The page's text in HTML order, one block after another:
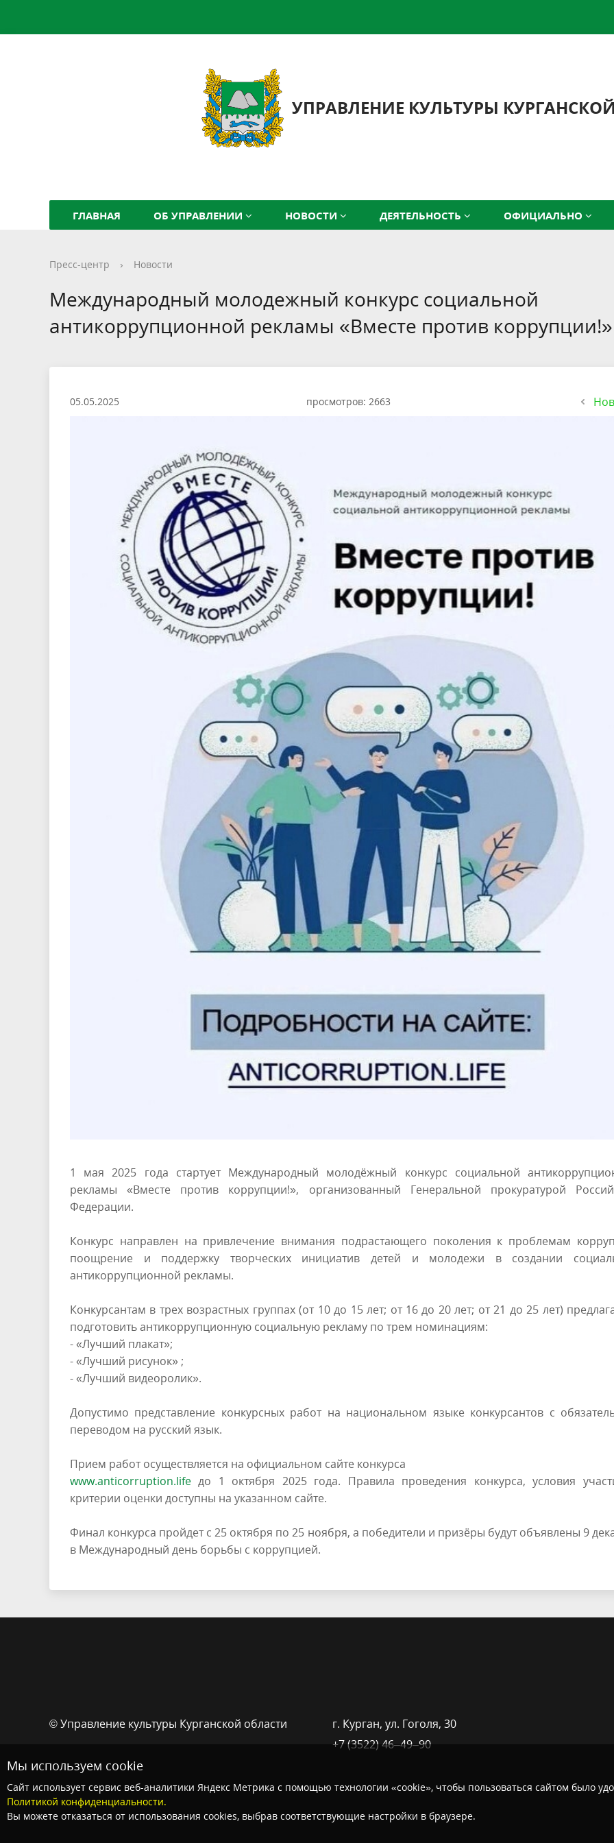
УПРАВЛЕНИЕ КУЛЬТУРЫ
ГЛАВНАЯ ОБ УПРАВЛЕНИИ НОВОСТИ ДЕЯТЕЛЬНОСТЬ ОФИЦИАЛЬНО
Пресс-центр › Новости
Международный молодежный конкурс социальной
антикоррупционной рекламы «Вместе против коррупции!»
05.05.2025 просмотров: 2663
1 мая 2025 года стартует Международный молодёжный конкурс социальной
рекламы «Вместе против коррупции!», организованный Генеральной прокуратурой
Федерации.
Конкурс направлен на привлечение внимания подрастающего поколения к проблемам
поощрение и поддержку творческих инициатив детей и молодежи в создании
антикоррупционной рекламы.
Конкурсантам в трех возрастных группах (от 10 до 15 лет; от 16 до 20 лет; от 21 до 25 лет)
подготовить антикоррупционную социальную рекламу по трем номинациям:
- «Лучший плакат»;
- «Лучший рисунок» ;
- «Лучший видеоролик».
Допустимо представление конкурсных работ на национальном языке конкурсантов с
переводом на русский язык.
Прием работ осуществляется на официальном сайте конкурса
www.anticorruption.life до 1 октября 2025 года. Правила проведения конкурса, условия
критерии оценки доступны на указанном сайте.
Финал конкурса пройдет с 25 октября по 25 ноября, а победители и призёры будут объявлены 9
в Международный день борьбы с коррупцией.
© Управление культуры Курганской области
г. Курган, ​ул. Гоголя, 30
+7 (3522) 46‒49‒90
Мы используем cookie
Сайт использует сервис веб-аналитики Яндекс Метрика с помощью технологии «cookie», чтобы пользоваться сайтом было
Политикой конфиденциальности.
Вы можете отказаться от использования cookies, выбрав соответствующие настройки в браузере.